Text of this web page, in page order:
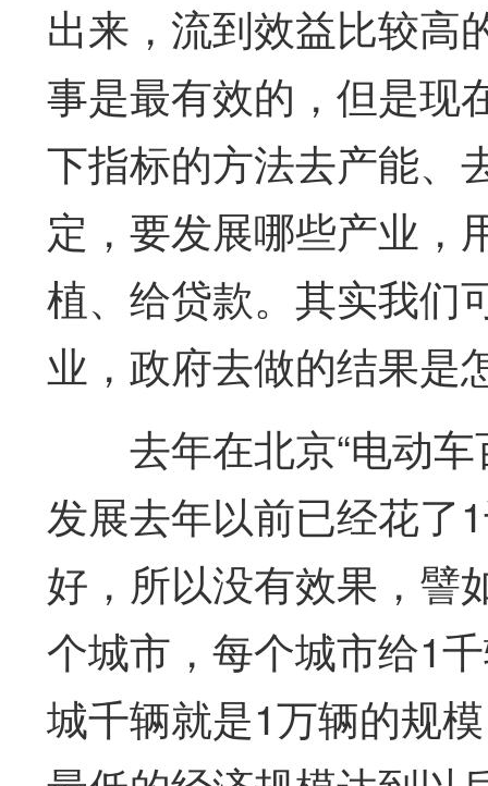
出来，流到效益比较高
事是最有效的，但是现
下指标的方法去产能、
定，要发展哪些产业，
植、给贷款。其实我们
业，政府去做的结果是
去年在北京“电动
发展去年以前已经花了
好，所以没有效果，譬
个城市，每个城市给1
城千辆就是1万辆的规